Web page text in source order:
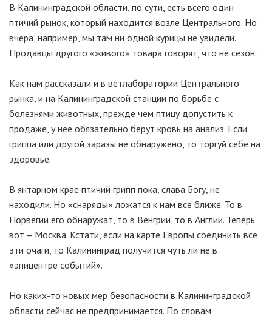
В Калининградской области, по сути, есть всего один
птичий рынок, который находится возле Центрального. Но
вчера, например, мы там ни одной курицы не увидели.
Продавцы другого «живого» товара говорят, что не сезон.
Как нам рассказали и в ветлаборатории Центрального
рынка, и на Калининградской станции по борьбе с
болезнями животных, прежде чем птицу допустить к
продаже, у нее обязательно берут кровь на анализ. Если
гриппа или другой заразы не обнаружено, то торгуй себе на
здоровье.
В янтарном крае птичий грипп пока, слава Богу, не
находили. Но «снаряды» ложатся к нам все ближе. То в
Норвегии его обнаружат, то в Венгрии, то в Англии. Теперь
вот – Москва. Кстати, если на карте Европы соединить все
эти очаги, то Калининград получится чуть ли не в
«эпицентре событий».
Но каких-то новых мер безопасности в Калининградской
области сейчас не предпринимается. По словам